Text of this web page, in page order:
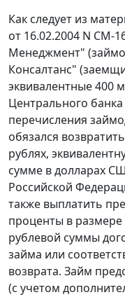
Как следует из
от 16.02.2004 N СМ-
Менеджмент"
Консалтанс"
эквивалентные 400
Центрального
перечисления
обязался
рублях,
сумме в долларах
Российской
также выплатить
проценты в
рублевой суммы
займа или
возврата. Займ
(с учетом